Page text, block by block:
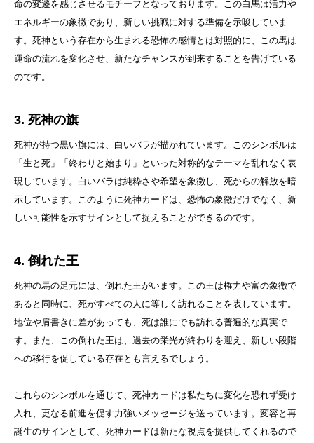
命の変遷を感じさせるモチーフとなっております。この白馬は活力や
エネルギーの象徴であり、新しい挑戦に対する準備を示唆していま
す。死神という存在から生まれる恐怖の感情とは対照的に、この馬は
運命の流れを変化させ、新たなチャンスが到来することを告げている
のです。
3. 死神の旗
死神が持つ黒い旗には、白いバラが描かれています。このシンボルは
「生と死」「終わりと始まり」といった対称的なテーマを乱れなく表
現しています。白いバラは純粋さや希望を象徴し、死からの解放を暗
示しています。このように死神カードは、恐怖の象徴だけでなく、新
しい可能性を示すサインとして捉えることができるのです。
4. 倒れた王
死神の馬の足元には、倒れた王がいます。この王は権力や富の象徴で
あると同時に、死がすべての人に等しく訪れることを表しています。
地位や肩書きに差があっても、死は誰にでも訪れる普遍的な真実で
す。また、この倒れた王は、過去の栄光が終わりを迎え、新しい段階
への移行を促している存在とも言えるでしょう。
これらのシンボルを通じて、死神カードは私たちに変化を恐れず受け
入れ、更なる前進を促す力強いメッセージを送っています。変容と再
誕生のサインとして、死神カードは新たな視点を提供してくれるので